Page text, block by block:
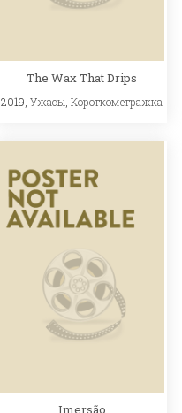
The Wax That Drips
2019,Ужасы,Короткометражка
Imersão